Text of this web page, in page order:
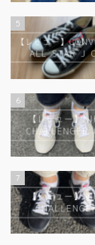
5
6
7